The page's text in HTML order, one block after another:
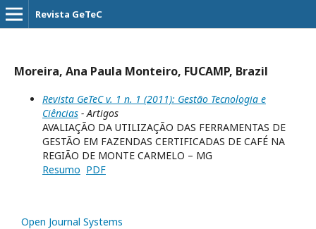
Revista GeTeC
Moreira, Ana Paula Monteiro, FUCAMP, Brazil
Revista GeTeC v. 1 n. 1 (2011): Gestão Tecnologia e
Ciências - Artigos
AVALIAÇÃO DA UTILIZAÇÃO DAS FERRAMENTAS DE
GESTÃO EM FAZENDAS CERTIFICADAS DE CAFÉ NA
REGIÃO DE MONTE CARMELO – MG
Resumo PDF
Open Journal Systems